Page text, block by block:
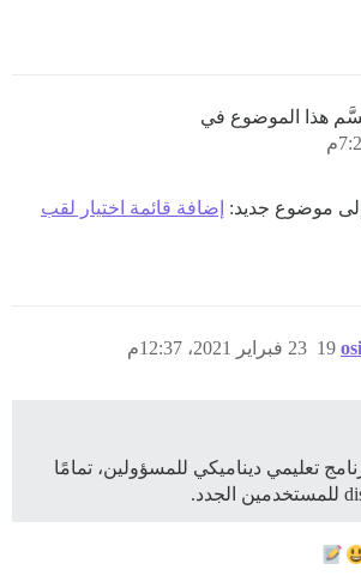
إضافة قائمة اختيار لقب
23 فبراير 2021، 12:37م 19
تعليمي ديناميكي للمسؤولين، تمامًا